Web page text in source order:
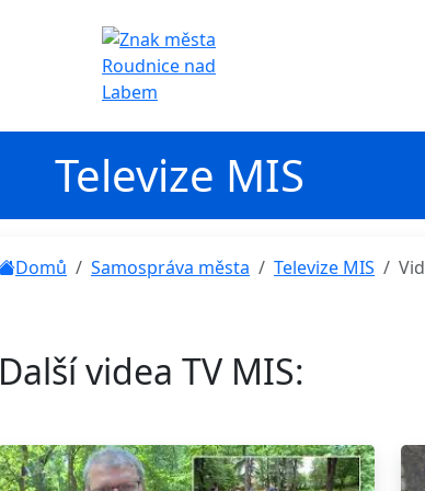
Televize MIS
Domů Samospráva města Televize MIS
Další videa TV MIS: